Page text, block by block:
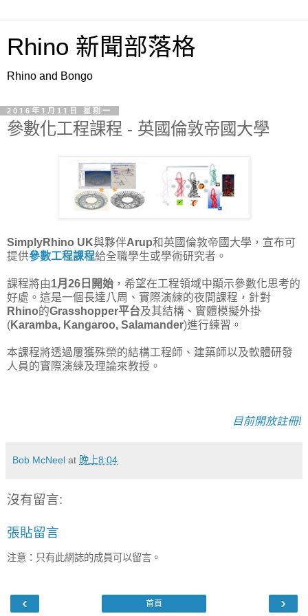
Rhino 新聞部落格
Rhino and Bongo
2016年1月11日 星期一
參數化工程課程 - 英國倫敦帝國大學
SimplyRhino UK與夥伴Arup和英國倫敦帝國大學，宣布可
提供參數工程課程給全職學生或學術研究者。
課程將由1月26日開始 ，希望在工程領域中顯示參數化思考的
好處。這是一個長達八周、實際演練的夜間課程，針對
Rhino的Grasshopper平台及其結構、實體模擬外掛
(Karamba, Kangaroo, Salamander)進行練習。
本課程將透過屢獲殊榮的結構工程師、建築師以及軟體研發
人員的實際演練及理論來教授。
目前開放註冊!
Bob McNeel at 晚上8:04
沒有留言:
張貼留言
注意：只有此網誌的成員可以留言。
‹ ›
首頁